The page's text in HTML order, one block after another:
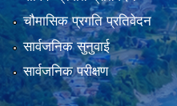
चौमासिक प्रगति प्रतिवेदन
सार्वजनिक सुनुवाई
सार्वजनिक परीक्षण